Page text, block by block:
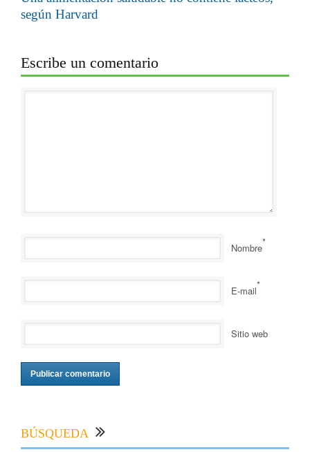
según Harvard
Escribe un comentario
Nombre*
E-mail*
Sitio web
BÚSQUEDA